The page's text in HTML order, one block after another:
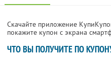
Скачайте приложение
покажите купон с экрана
ЧТО ВЫ ПОЛУЧИТЕ ПО